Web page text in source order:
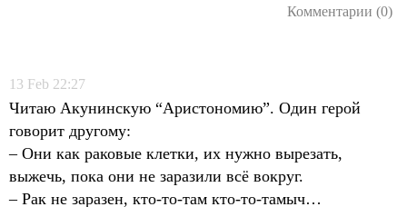
Комментарии (0)
13 Feb 22:27
Читаю Акунинскую “Аристономию”. Один герой
говорит другому:
– Они как раковые клетки, их нужно вырезать,
выжечь, пока они не заразили всё вокруг.
– Рак не заразен, кто-то-там кто-то-тамыч…